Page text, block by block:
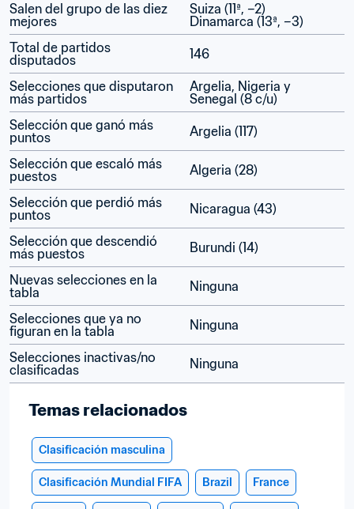
Salen del grupo de las diez
mejores
Suiza (11ª, –2)
Dinamarca (13ª, –3)
Total de partidos
disputados
146
Selecciones que disputaron
más partidos
Argelia, Nigeria y
Senegal (8 c/u)
Selección que ganó más
puntos
Argelia (117)
Selección que escaló más
puestos
Algeria (28)
Selección que perdió más
puntos
Nicaragua (43)
Selección que descendió
más puestos
Burundi (14)
Nuevas selecciones en la
tabla
Ninguna
Selecciones que ya no
figuran en la tabla
Ninguna
Selecciones inactivas/no
clasificadas
Ninguna
Temas relacionados
Clasificación masculina
Clasificación Mundial FIFA Brazil France